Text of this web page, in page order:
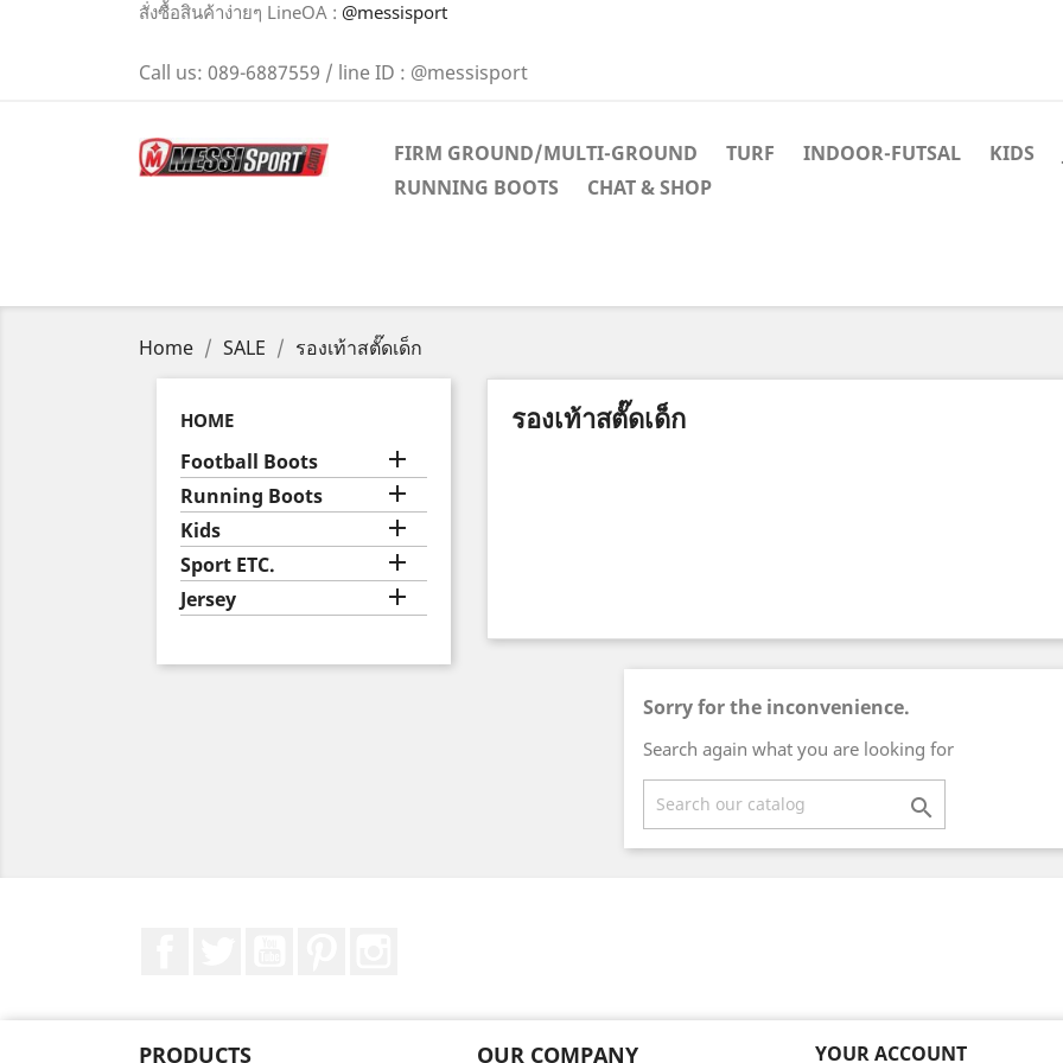
สั่งซื้อสินค้าง่ายๆ LineOA : @messisport
Call us: 089-6887559 / line ID : @messisport
FIRM GROUND/MULTI-GROUND TURF INDOOR-FUTSAL KIDS
RUNNING BOOTS
CHAT & SHOP
Home SALE รองเท้าสตั๊ดเด็ก
HOME
Football Boots 
Running Boots 
Kids 
Sport ETC. 
Jersey 
รองเท้าสตั๊ดเด็ก
Sorry for the inconvenience.
Search again what you are looking for

PRODUCTS OUR COMPANY YOUR ACCOUNT